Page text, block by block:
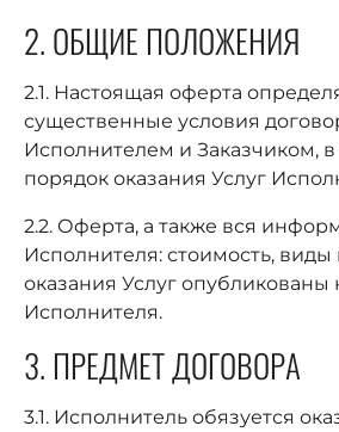
2. ОБЩИЕ ПОЛОЖЕНИЯ
2.1. Настоящая оферта
существенные условия
Исполнителем и Заказчиком, в
порядок оказания Услуг
2.2. Оферта, а также вся
Исполнителя: стоимость, виды
оказания Услуг опубликованы
Исполнителя.
3. ПРЕДМЕТ ДОГОВОРА
3.1. Исполнитель обязуется